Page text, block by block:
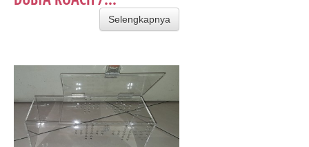
Selengkapnya